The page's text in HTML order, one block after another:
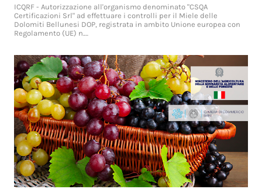
ICQRF - Autorizzazione all'organismo denominato "CSQA
Certificazioni Srl" ad effettuare i controlli per il Miele delle
Dolomiti Bellunesi DOP, registrata in ambito Unione europea con
Regolamento (UE) n.…